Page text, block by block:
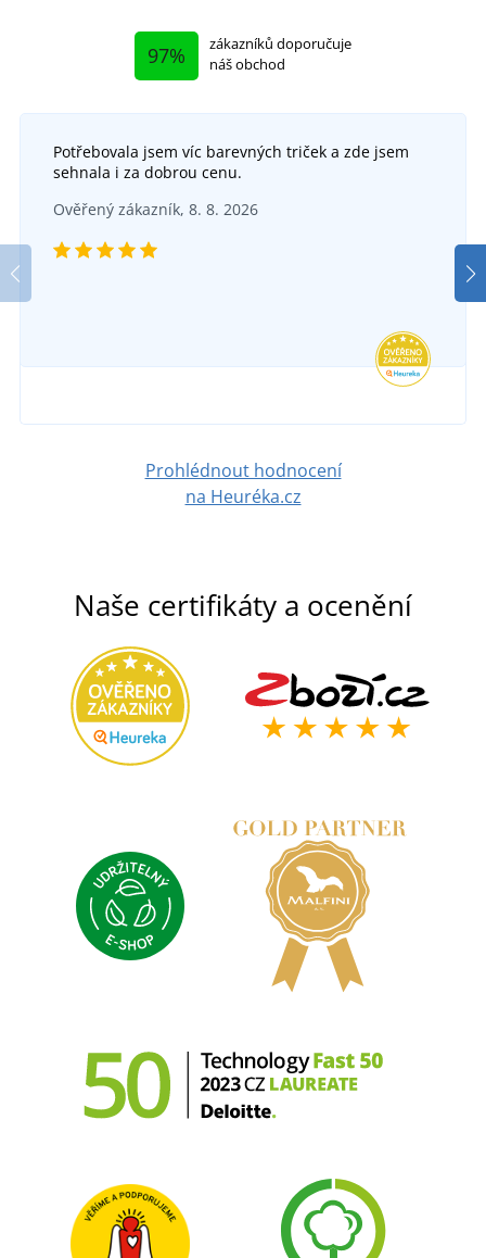
97%
zákazníků doporučuje
náš obchod
Potřebovala jsem víc barevných triček a zde jsem
sehnala i za dobrou cenu.
Ověřený zákazník, 8. 8. 2026
Prohlédnout hodnocení
na Heuréka.cz
Naše certifikáty a ocenění